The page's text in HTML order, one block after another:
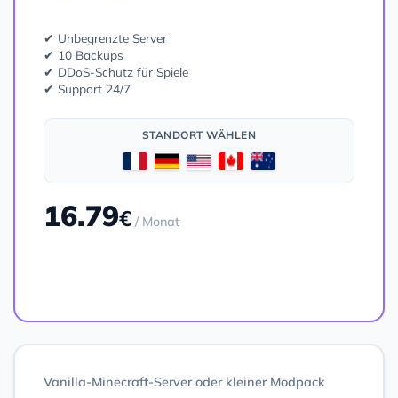
Vanilla-Minecraft-Server oder kleiner Modpack
✔ Unbegrenzte Server
✔ 10 Backups
✔ DDoS-Schutz für Spiele
✔ Support 24/7
STANDORT WÄHLEN
16.79€ / Monat